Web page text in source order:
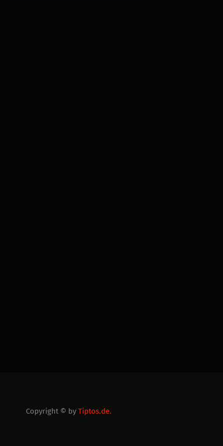
Copyright © by Tiptos.de.